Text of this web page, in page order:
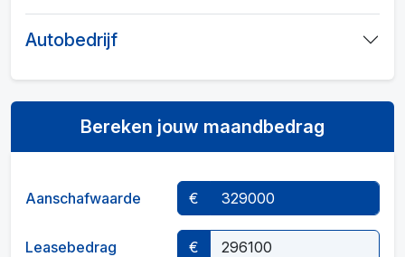
Autobedrijf
Bereken jouw maandbedrag
Aanschafwaarde €
Leasebedrag €